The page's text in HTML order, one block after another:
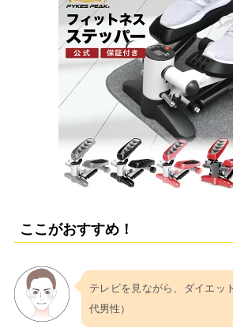
ここがおすすめ！
テレビを見ながら、ダイエッ
代男性）